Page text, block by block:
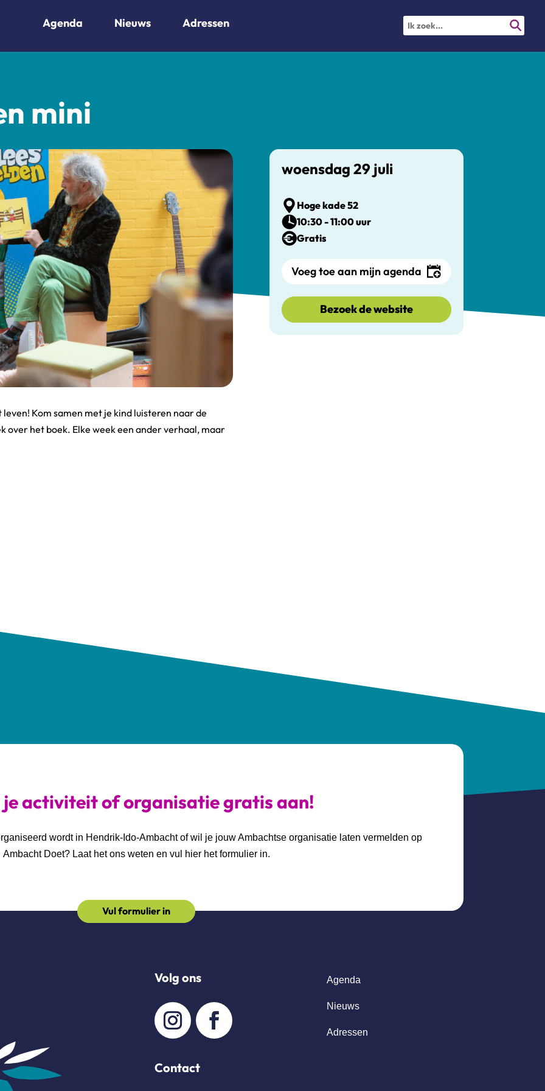
Agenda Nieuws Adressen
mini
Kom samen met je kind luisteren naar de
over het boek. Elke week een ander verhaal, maar
woensdag 29 juli
Hoge kade 52
10:30 - 11:00 uur
Gratis
Voeg toe aan mijn agenda
Bezoek de website
je activiteit of organisatie gratis aan!
wordt in Hendrik-Ido-Ambacht of wil je jouw Ambachtse organisatie laten vermelden op
Ambacht Doet? Laat het ons weten en vul hier het formulier in.
Vul formulier in
Volg ons
Contact
Agenda
Nieuws
Adressen